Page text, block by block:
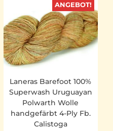
ANGEBOT!
Laneras Barefoot 100%
Superwash Uruguayan
Polwarth Wolle
handgefärbt 4-Ply Fb.
Calistoga